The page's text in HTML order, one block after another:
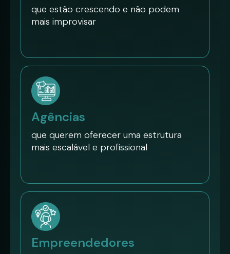
que estão crescendo e não podem
mais improvisar
Agências
que querem oferecer uma estrutura
mais escalável e profissional
Empreendedores